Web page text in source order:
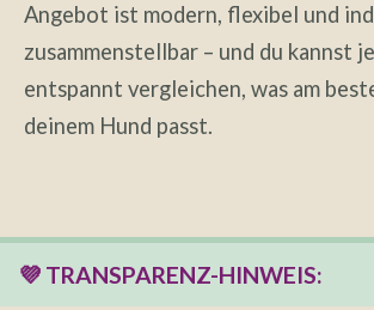
Angebot ist modern, flexibel und
zusammenstellbar – und du kannst
entspannt vergleichen, was am
deinem Hund passt.
💜 TRANSPARENZ-HINWEIS: